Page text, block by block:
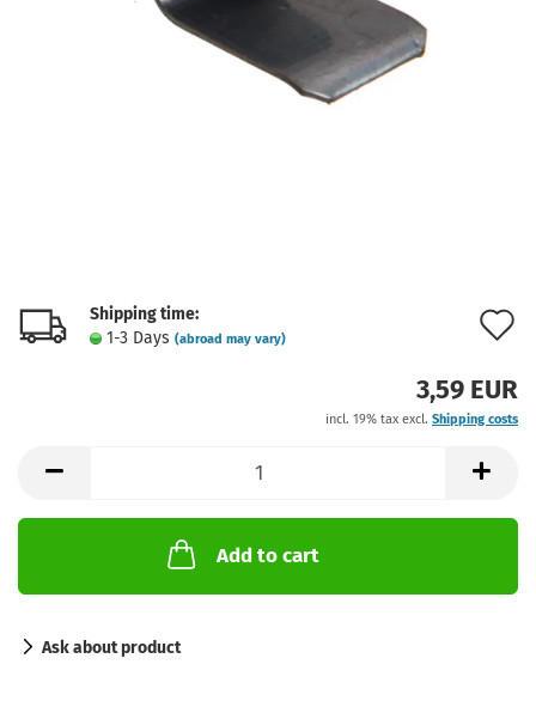
Shipping time:
1-3 Days (abroad may vary)
3,59 EUR
incl. 19% tax excl. Shipping costs
Add to cart
Ask about product